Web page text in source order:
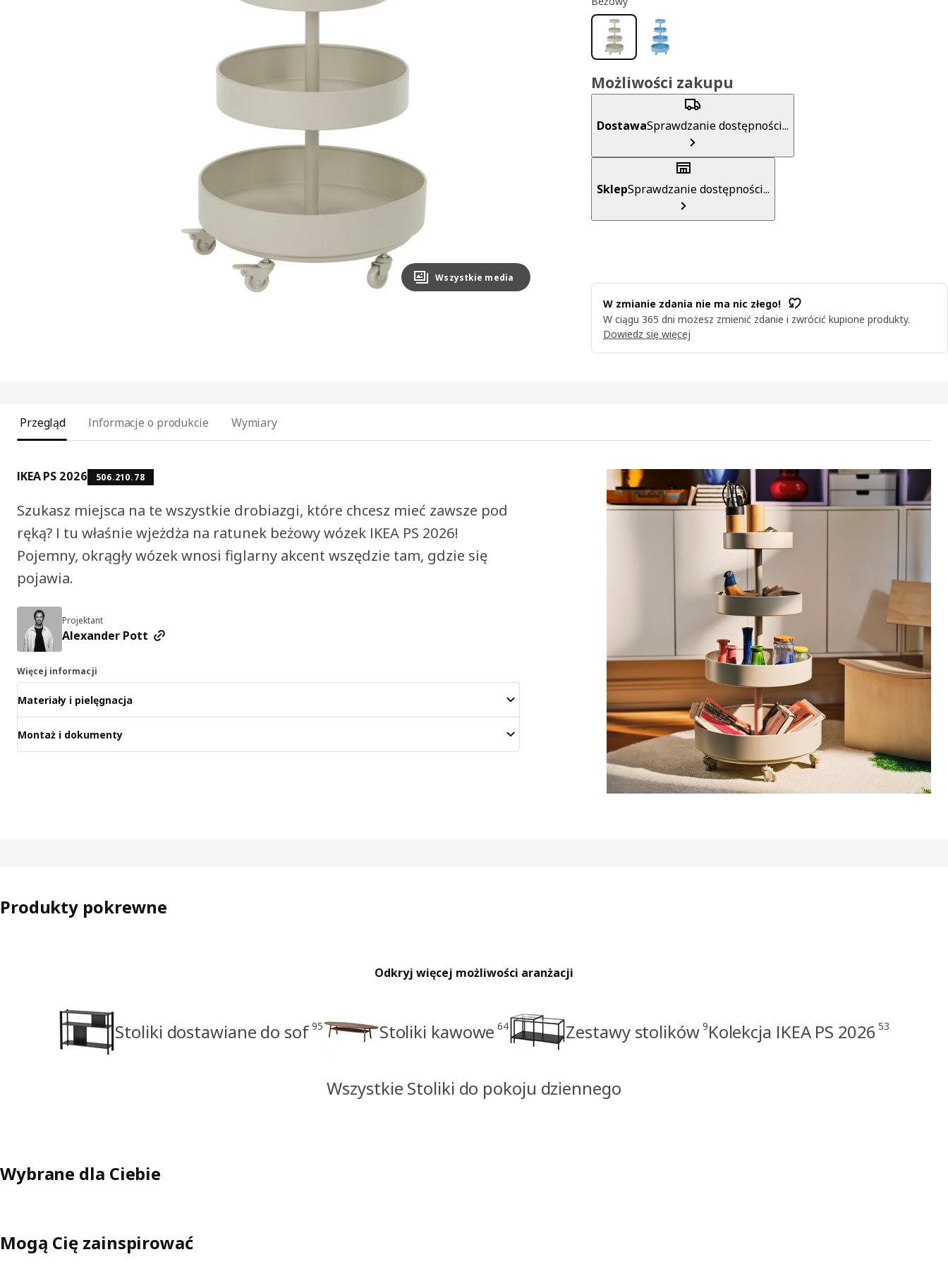
Image zoomed out, normal view
Wszystkie media
Możliwości zakupu
DostawaSprawdzanie dostępności...
SklepSprawdzanie dostępności...
W zmianie zdania nie ma nic złego!
W ciągu 365 dni możesz zmienić zdanie i zwrócić kupione produkty.
Dowiedz się więcej
Przegląd Informacje o produkcie Wymiary
IKEA PS 2026 506.210.78
Szukasz miejsca na te wszystkie drobiazgi, które chcesz mieć zawsze pod
ręką? I tu właśnie wjeżdża na ratunek beżowy wózek IKEA PS 2026!
Pojemny, okrągły wózek wnosi figlarny akcent wszędzie tam, gdzie się
pojawia.
Projektant
Alexander Pott
Więcej informacji
Materiały i pielęgnacja
Montaż i dokumenty
Produkty pokrewne
Odkryj więcej możliwości aranżacji
Stoliki dostawiane do sof 95 Stoliki kawowe 64 Zestawy stolików 9Kolekcja IKEA PS 2026 53
Wszystkie Stoliki do pokoju dziennego
Wybrane dla Ciebie
Mogą Cię zainspirować